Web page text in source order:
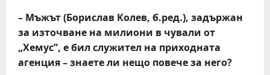
– Мъжът (Борислав Колев, б.ред.), задържан
за източване на милиони в чували от
„Хемус”, е бил служител на приходната
агенция – знаете ли нещо повече за него?